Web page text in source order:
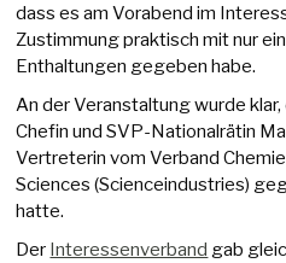
dass es am Vorabend im
Zustimmung praktisch mit nur
Enthaltungen gegeben habe.
An der Veranstaltung wurde
Chefin und SVP-Nationalrätin
Vertreterin vom Verband
Sciences (Scienceindustries)
hatte.
Der Interessenverband gab